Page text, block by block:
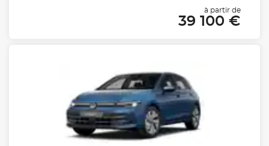
à partir de
39 100 €